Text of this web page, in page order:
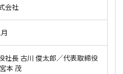
会社
社長 古川 俊太郎／代表取締役
本 茂